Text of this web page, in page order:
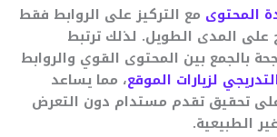
المحتوى مع التركيز على الروابط فقط
على المدى الطويل. لذلك ترتبط
بالجمع بين المحتوى القوي والروابط
لزيارات الموقع، مما يساعد
على تحقيق تقدم مستدام دون التعرض
الطبيعية.